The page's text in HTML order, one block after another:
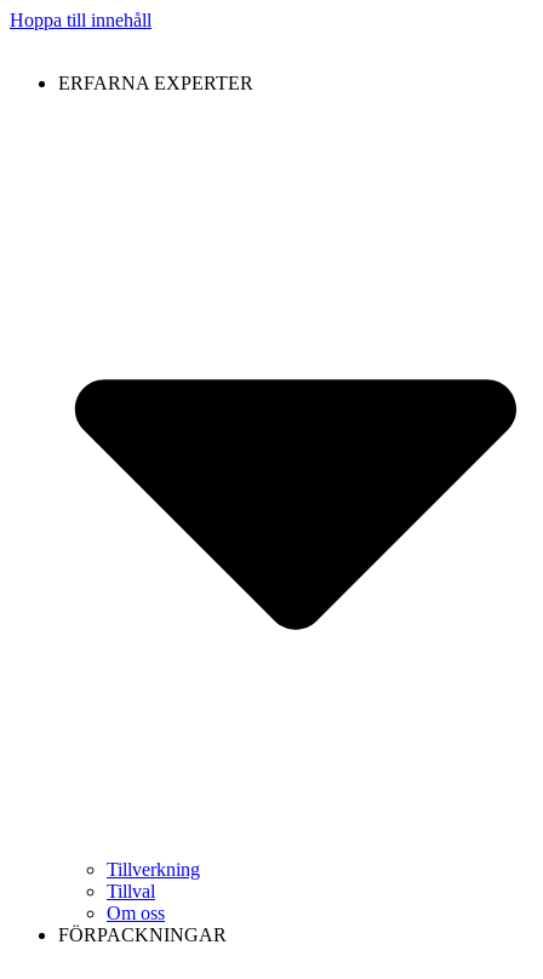
Hoppa till innehåll
ERFARNA EXPERTER
Tillverkning
Tillval
Om oss
FÖRPACKNINGAR